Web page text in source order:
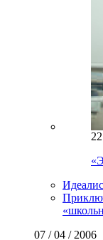
07 / 04 / 2006